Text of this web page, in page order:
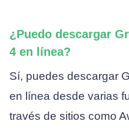
¿Puedo descargar
4 en línea?
Sí, puedes descargar
en línea desde varias
través de sitios como